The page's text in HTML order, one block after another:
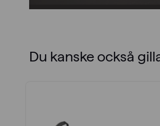
Du kanske också